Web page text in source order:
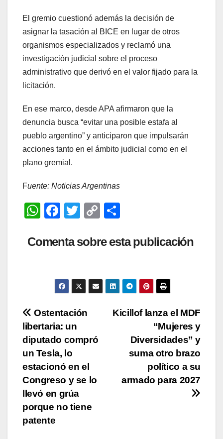
El gremio cuestionó además la decisión de
asignar la tasación al BICE en lugar de otros
organismos especializados y reclamó una
investigación judicial sobre el proceso
administrativo que derivó en el valor fijado para la
licitación.
En ese marco, desde APA afirmaron que la
denuncia busca “evitar una posible estafa al
pueblo argentino” y anticiparon que impulsarán
acciones tanto en el ámbito judicial como en el
plano gremial.
Fuente: Noticias Argentinas
W
at
p
F
c
b
o
o
k
T
tt
C
p
Li
n
m
ar
tir
Comenta sobre esta publicación
Navegación
de
entradas
Kicillof lanza el MDF
“Mujeres y
Diversidades” y
suma otro brazo
político a su
armado para 2027
Ostentación
libertaria: un
diputado compró
un Tesla, lo
estacionó en el
Congreso y se lo
llevó en grúa
porque no tiene
patente